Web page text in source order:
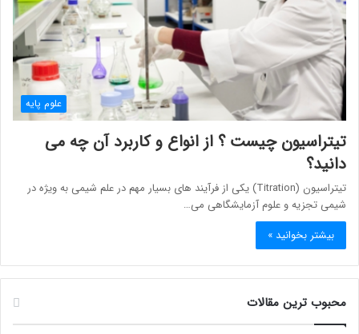
علوم پایه
تیتراسیون چیست ؟ از انواع و کاربرد آن چه می
دانید؟
تیتراسیون (Titration) یکی از فرآیند های بسیار مهم در علم شیمی به ویژه در
شیمی تجزیه و علوم آزمایشگاهی می…
بیشتر بخوانید »
محبوب ترین مقالات